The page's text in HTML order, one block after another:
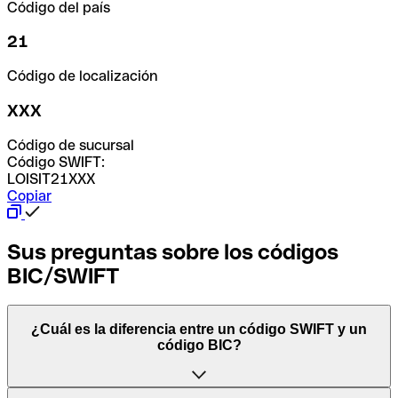
Código del país
21
Código de localización
XXX
Código de sucursal
Código SWIFT:
LOISIT21XXX
Copiar
Sus preguntas sobre los códigos
BIC/SWIFT
¿Cuál es la diferencia entre un código SWIFT y un
código BIC?